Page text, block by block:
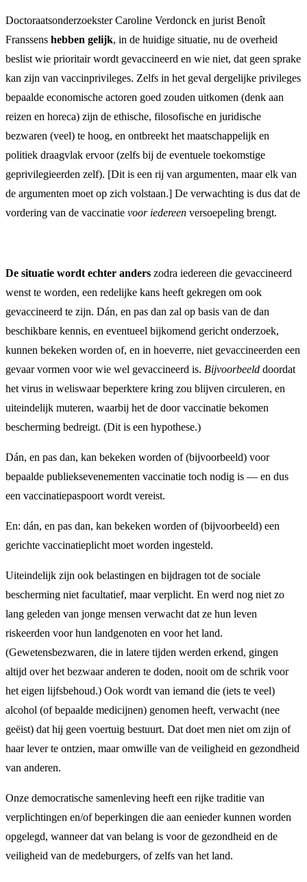
Doctoraatsonderzoekster Caroline Verdonck en jurist Benoît
Franssens hebben gelijk, in de huidige situatie, nu de overheid
beslist wie prioritair wordt gevaccineerd en wie niet, dat geen sprake
kan zijn van vaccinprivileges. Zelfs in het geval dergelijke privileges
bepaalde economische actoren goed zouden uitkomen (denk aan
reizen en horeca) zijn de ethische, filosofische en juridische
bezwaren (veel) te hoog, en ontbreekt het maatschappelijk en
politiek draagvlak ervoor (zelfs bij de eventuele toekomstige
geprivilegieerden zelf). [Dit is een rij van argumenten, maar elk van
de argumenten moet op zich volstaan.] De verwachting is dus dat de
vordering van de vaccinatie voor iedereen versoepeling brengt.
De situatie wordt echter anders zodra iedereen die gevaccineerd
wenst te worden, een redelijke kans heeft gekregen om ook
gevaccineerd te zijn. Dán, en pas dan zal op basis van de dan
beschikbare kennis, en eventueel bijkomend gericht onderzoek,
kunnen bekeken worden of, en in hoeverre, niet gevaccineerden een
gevaar vormen voor wie wel gevaccineerd is. Bijvoorbeeld doordat
het virus in weliswaar beperktere kring zou blijven circuleren, en
uiteindelijk muteren, waarbij het de door vaccinatie bekomen
bescherming bedreigt. (Dit is een hypothese.)
Dán, en pas dan, kan bekeken worden of (bijvoorbeeld) voor
bepaalde publieksevenementen vaccinatie toch nodig is — en dus
een vaccinatiepaspoort wordt vereist.
En: dán, en pas dan, kan bekeken worden of (bijvoorbeeld) een
gerichte vaccinatieplicht moet worden ingesteld.
Uiteindelijk zijn ook belastingen en bijdragen tot de sociale
bescherming niet facultatief, maar verplicht. En werd nog niet zo
lang geleden van jonge mensen verwacht dat ze hun leven
riskeerden voor hun landgenoten en voor het land.
(Gewetensbezwaren, die in latere tijden werden erkend, gingen
altijd over het bezwaar anderen te doden, nooit om de schrik voor
het eigen lijfsbehoud.) Ook wordt van iemand die (iets te veel)
alcohol (of bepaalde medicijnen) genomen heeft, verwacht (nee
geëist) dat hij geen voertuig bestuurt. Dat doet men niet om zijn of
haar lever te ontzien, maar omwille van de veiligheid en gezondheid
van anderen.
Onze democratische samenleving heeft een rijke traditie van
verplichtingen en/of beperkingen die aan eenieder kunnen worden
opgelegd, wanneer dat van belang is voor de gezondheid en de
veiligheid van de medeburgers, of zelfs van het land.